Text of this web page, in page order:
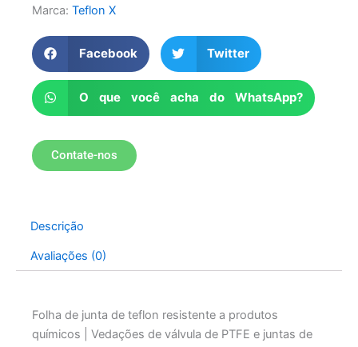
Marca: Teflon X
Facebook Twitter
O que você acha do WhatsApp?
Contate-nos
Descrição
Avaliações (0)
Folha de junta de teflon resistente a produtos
químicos | Vedações de válvula de PTFE e juntas de